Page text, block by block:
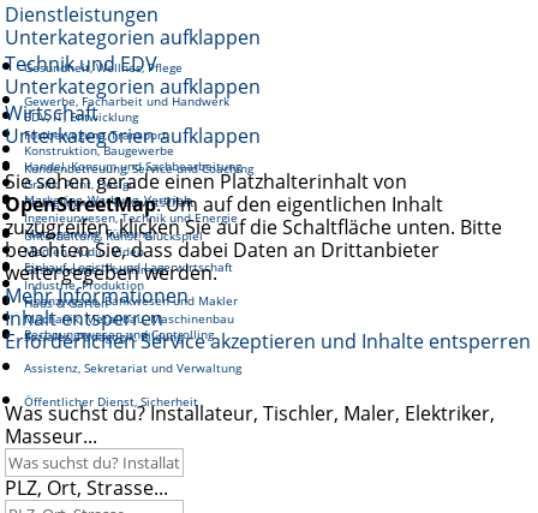
Dienstleistungen
Unterkategorien aufklappen
Gesundheit, Wellnes, Pflege
Gewerbe, Facharbeit und Handwerk
Fortbewegung, Transport
Kundenbetreuung, Service und Coaching
Reinigung und Hauswirtschaft
Unterhaltung, Kunst, Glückspiel
Gastronomie, Tourismus
Haus & Garten
Soziales, Pädagogik, Bildung
Technik und EDV
Unterkategorien aufklappen
EDV, IT, Entwicklung
Konstruktion, Baugewerbe
Grafik, Print, Design
Ingenieurwesen, Technik und Energie
Medien, Audio, Video
Industrie, Produktion
Mechanik, Metallbau, Maschinenbau
Wirtschaft
Unterkategorien aufklappen
Handel, Konsum und Sachbearbeitung
Marketing, Werbung, Vertrieb
Management, Führung
Einkauf, Logistik und Lagerwirtschaft
Finanzwesen, Bankwesen und Makler
Rechnungswesen und Controlling
Assistenz, Sekretariat und Verwaltung
Öffentlicher Dienst, Sicherheit
Sie sehen gerade einen Platzhalterinhalt von
OpenStreetMap. Um auf den eigentlichen Inhalt
zuzugreifen, klicken Sie auf die Schaltfläche unten. Bitte
beachten Sie, dass dabei Daten an Drittanbieter
weitergegeben werden.
Mehr Informationen
Inhalt entsperren
Erforderlichen Service akzeptieren und Inhalte entsperren
Was suchst du? Installateur, Tischler, Maler, Elektriker,
Masseur...
PLZ, Ort, Strasse...